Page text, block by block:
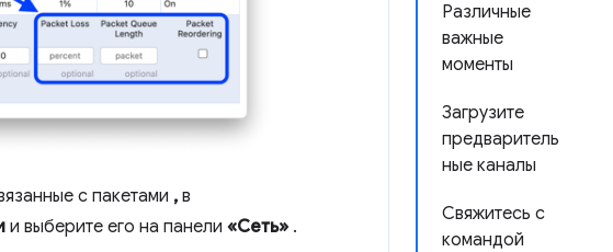
Различные
важные
моменты
Загрузите
предваритель
ные каналы
Свяжитесь с
командой
с пакетами , в
и выберите его на панели «Сеть» .